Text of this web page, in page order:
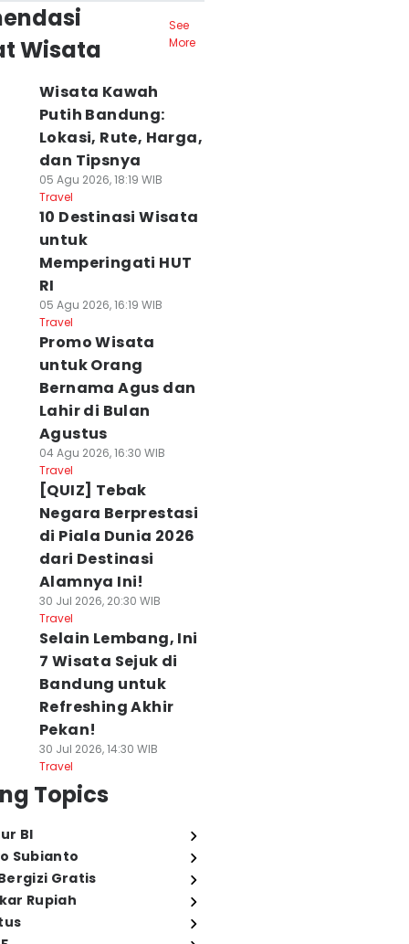
Wisata
See
More
Wisata Kawah
Putih Bandung:
Lokasi, Rute, Harga,
dan Tipsnya
05 Agu 2026, 18:19 WIB
Travel
10 Destinasi Wisata
untuk
Memperingati HUT
RI
05 Agu 2026, 16:19 WIB
Travel
Promo Wisata
untuk Orang
Bernama Agus dan
Lahir di Bulan
Agustus
04 Agu 2026, 16:30 WIB
Travel
[QUIZ] Tebak
Negara Berprestasi
di Piala Dunia 2026
dari Destinasi
Alamnya Ini!
30 Jul 2026, 20:30 WIB
Travel
Selain Lembang, Ini
7 Wisata Sejuk di
Bandung untuk
Refreshing Akhir
Pekan!
30 Jul 2026, 14:30 WIB
Travel
Topics
BI
Subianto
Gratis
Rupiah